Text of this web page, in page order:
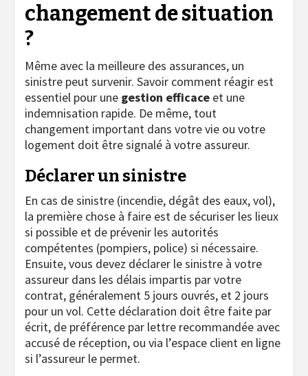
changement de situation
?
Même avec la meilleure des assurances, un
sinistre peut survenir. Savoir comment réagir est
essentiel pour une gestion efficace et une
indemnisation rapide. De même, tout
changement important dans votre vie ou votre
logement doit être signalé à votre assureur.
Déclarer un sinistre
En cas de sinistre (incendie, dégât des eaux, vol),
la première chose à faire est de sécuriser les lieux
si possible et de prévenir les autorités
compétentes (pompiers, police) si nécessaire.
Ensuite, vous devez déclarer le sinistre à votre
assureur dans les délais impartis par votre
contrat, généralement 5 jours ouvrés, et 2 jours
pour un vol. Cette déclaration doit être faite par
écrit, de préférence par lettre recommandée avec
accusé de réception, ou via l’espace client en ligne
si l’assureur le permet.